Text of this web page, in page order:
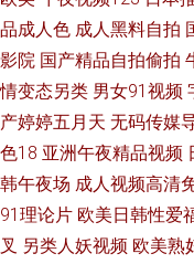
品成人色 成人黑料自拍
影院 国产精品自拍偷拍
情变态另类 男女91视频
产婷婷五月天 无码传媒
色18 亚洲午夜精品视频
韩午夜场 成人视频高清
91理论片 欧美日韩性爱
叉 另类人妖视频 欧美熟